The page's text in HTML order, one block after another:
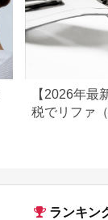
【2026年最
税でリファ
ランキン